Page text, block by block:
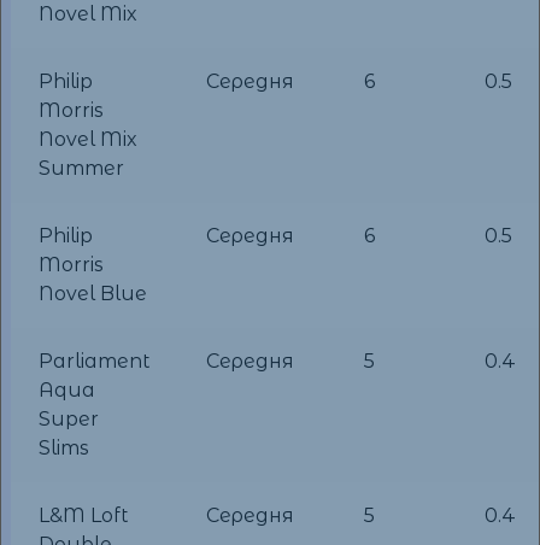
Novel Mix
Philip
Morris
Novel Mix
Summer
Середня 6 0.5
Philip
Morris
Novel Blue
Середня 6 0.5
Parliament
Aqua
Super
Slims
Середня 5 0.4
L&M Loft
Середня 5 0.4